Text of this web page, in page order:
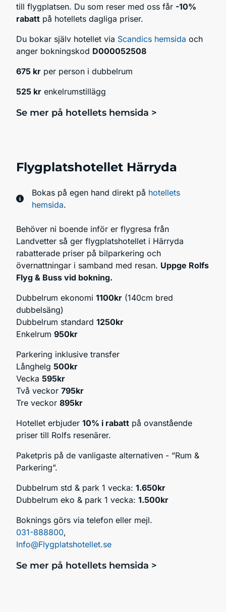
till flygplatsen. Du som reser med oss får -10%
rabatt på hotellets dagliga priser.
Du bokar själv hotellet via Scandics hemsida och
anger bokningskod D000052508
675 kr per person i dubbelrum
525 kr enkelrumstillägg
Se mer på hotellets hemsida >
Flygplatshotellet Härryda
Bokas på egen hand direkt på hotellets
hemsida.
Behöver ni boende inför er flygresa från
Landvetter så ger flygplatshotellet i Härryda
rabatterade priser på bilparkering och
övernattningar i samband med resan. Uppge Rolfs
Flyg & Buss vid bokning.
Dubbelrum ekonomi 1100kr (140cm bred
dubbelsäng)
Dubbelrum standard 1250kr
Enkelrum 950kr
Parkering inklusive transfer
Långhelg 500kr
Vecka 595kr
Två veckor 795kr
Tre veckor 895kr
Hotellet erbjuder 10% i rabatt på ovanstående
priser till Rolfs resenärer.
Paketpris på de vanligaste alternativen - ”Rum &
Parkering”.
Dubbelrum std & park 1 vecka: 1.650kr
Dubbelrum eko & park 1 vecka: 1.500kr
Boknings görs via telefon eller mejl.
031-888800,
Info@Flygplatshotellet.se
Se mer på hotellets hemsida >